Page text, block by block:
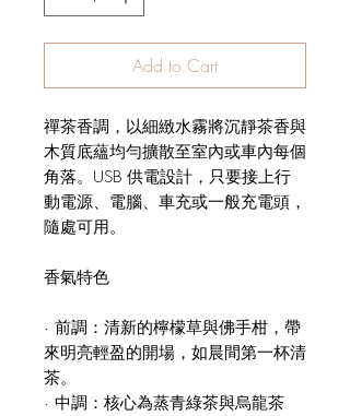
Add to Cart
禪茶香調，以細緻水霧將沉靜茶香與
木質底蘊均勻擴散至室內或車內每個
角落。USB 供電設計，只要接上行
動電源、電腦、車充或一般充電頭，
隨處可用。
香氣特色
· 前調：清新的檸檬草與佛手柑，帶
來明亮輕盈的開場，如晨間第一杯清
茶。
· 中調：核心為蒸青綠茶與烏龍茶